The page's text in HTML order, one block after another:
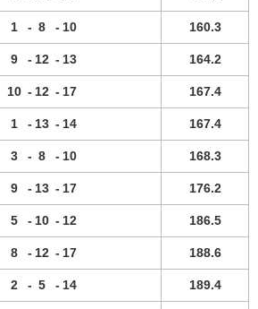
1 - 8 - 10 160.3
9 - 12 - 13 164.2
10 - 12 - 17 167.4
1 - 13 - 14 167.4
3 - 8 - 10 168.3
9 - 13 - 17 176.2
5 - 10 - 12 186.5
8 - 12 - 17 188.6
2 - 5 - 14 189.4